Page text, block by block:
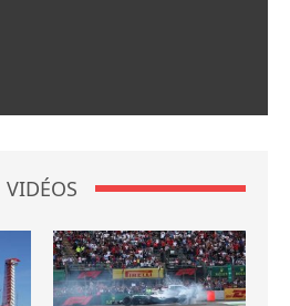
VIDÉOS